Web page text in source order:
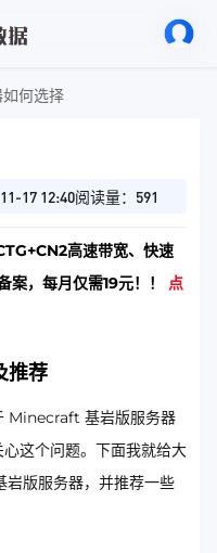
何选择
17 12:40阅读量：591
高速带宽、快速
，每月仅需19元！！ 点
推荐
Minecraft 基岩版服务器
这个问题。下面我就给大
岩版服务器，并推荐一些